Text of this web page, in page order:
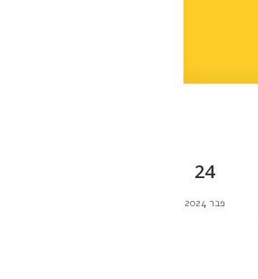
24
פבר 2024